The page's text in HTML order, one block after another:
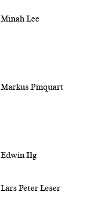
Minah Lee
Markus Pinquart
Edwin Ilg
Lars Peter Leser